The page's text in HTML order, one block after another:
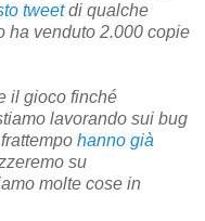
tweetdi qualche
ha venduto 2.000 copie
il gioco finché
lavorando sui bug
hanno già
su
molte cose in